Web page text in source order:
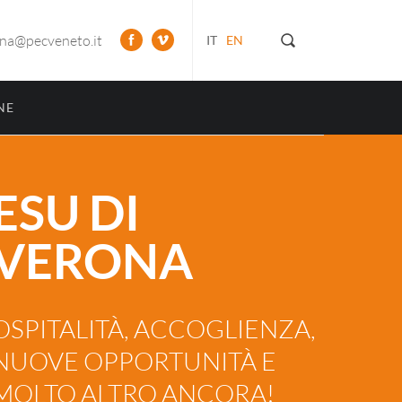
IT EN
DI
ACCOGLIENZA,
OPPORTUNITÀ E
ALTRO ANCORA!